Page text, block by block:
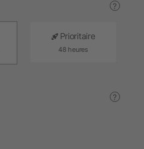
?
Prioritaire
48 heures
?